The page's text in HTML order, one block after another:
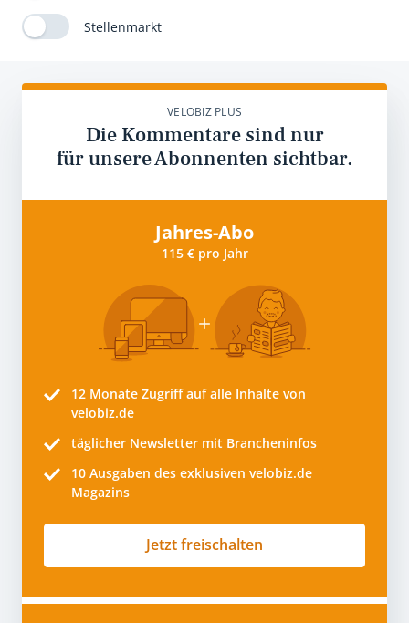
Stellenmarkt
VELOBIZ PLUS
Die Kommentare sind nur
für unsere Abonnenten sichtbar.
Jahres-Abo
115 € pro Jahr
12 Monate Zugriff auf alle Inhalte von
velobiz.de
täglicher Newsletter mit Brancheninfos
10 Ausgaben des exklusiven velobiz.de
Magazins
Jetzt freischalten